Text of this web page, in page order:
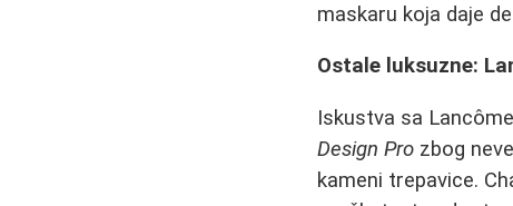
maskaru koja daje
Ostale luksuzne:
Iskustva sa
Design Pro zbog
kameni trepavice.